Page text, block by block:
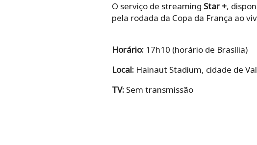
O serviço de streaming Star +,
pela rodada da Copa da França ao
Horário:17h10 (horário de Brasília)
Local:Hainaut Stadium, cidade de
TV:Sem transmissão